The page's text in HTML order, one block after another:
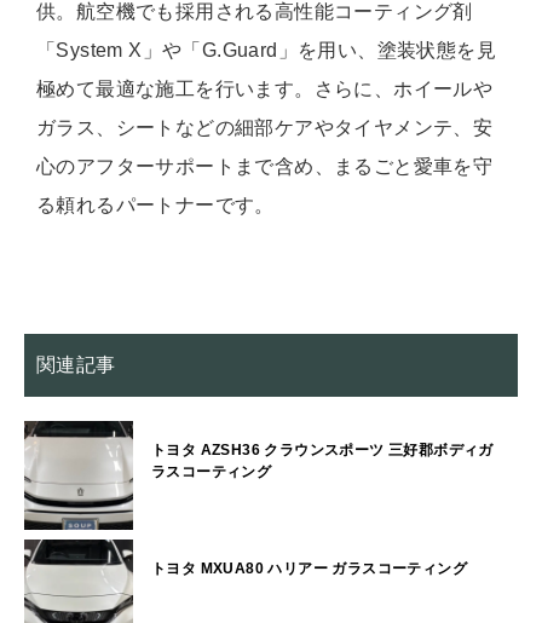
供。航空機でも採用される高性能コーティング剤
「System X」や「G.Guard」を用い、塗装状態を見
極めて最適な施工を行います。さらに、ホイールや
ガラス、シートなどの細部ケアやタイヤメンテ、安
心のアフターサポートまで含め、まるごと愛車を守
る頼れるパートナーです。
関連記事
トヨタ AZSH36 クラウンスポーツ 三好郡ボディガ
ラスコーティング
トヨタ MXUA80 ハリアー ガラスコーティング